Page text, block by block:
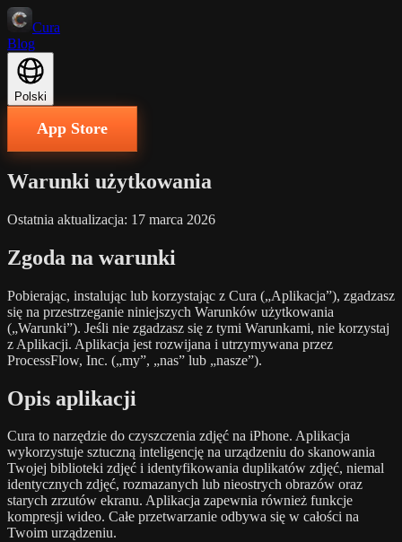
Cura
Blog
Polski
App Store
Warunki użytkowania
Ostatnia aktualizacja: 17 marca 2026
Zgoda na warunki
Pobierając, instalując lub korzystając z Cura („Aplikacja”), zgadzasz
się na przestrzeganie niniejszych Warunków użytkowania
(„Warunki”). Jeśli nie zgadzasz się z tymi Warunkami, nie korzystaj
z Aplikacji. Aplikacja jest rozwijana i utrzymywana przez
ProcessFlow, Inc. („my”, „nas” lub „nasze”).
Opis aplikacji
Cura to narzędzie do czyszczenia zdjęć na iPhone. Aplikacja
wykorzystuje sztuczną inteligencję na urządzeniu do skanowania
Twojej biblioteki zdjęć i identyfikowania duplikatów zdjęć, niemal
identycznych zdjęć, rozmazanych lub nieostrych obrazów oraz
starych zrzutów ekranu. Aplikacja zapewnia również funkcje
kompresji wideo. Całe przetwarzanie odbywa się w całości na
Twoim urządzeniu.